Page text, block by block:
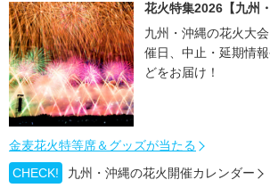
花火特集2026【九州・
九州・沖縄の花火大
催日、中止・延期情
どをお届け！
金麦花火特等席＆グッズが当たる
CHECK!
九州・沖縄の花火開催カレンダー